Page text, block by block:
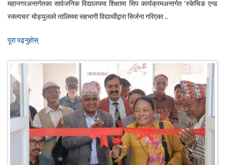
महानगरअन्तर्गतका सार्वजनिक विद्यालयमा शिक्षामा सिप कार्यक्रमअन्तर्गत ‘स्केचिङ एन्ड
स्क्ल्पचर’ मोड्युलको तालिममा सहभागी विद्यार्थीद्वारा सिर्जना गरिएका ..
पूरा पढ्नुहाेस्